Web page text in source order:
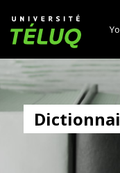
Université TÉLUQ